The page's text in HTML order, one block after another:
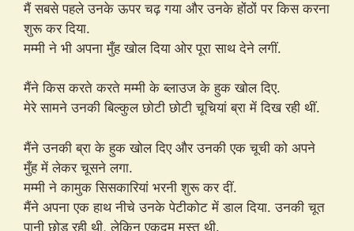
मैं सबसे पहले उनके ऊपर चढ़ गया और उनके होंठों पर किस करना
शुरू कर दिया.
मम्मी ने भी अपना मुँह खोल दिया ओर पूरा साथ देने लगीं.
मैंने किस करते करते मम्मी के ब्लाउज के हुक खोल दिए.
मेरे सामने उनकी बिल्कुल छोटी छोटी चूचियां ब्रा में दिख रही थीं.
मैंने उनकी ब्रा के हुक खोल दिए और उनकी एक चूची को अपने
मुँह में लेकर चूसने लगा.
मम्मी ने कामुक सिसकारियां भरनी शुरू कर दीं.
मैंने अपना एक हाथ नीचे उनके पेटीकोट में डाल दिया. उनकी चूत
पानी छोड़ रही थी, लेकिन एकदम मस्त थी.